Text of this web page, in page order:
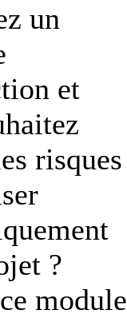
un
et
risques
?
module